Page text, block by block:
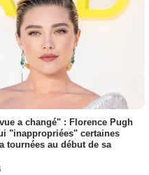
a changé" : Florence Pugh
"inappropriées" certaines
tournées au début de sa